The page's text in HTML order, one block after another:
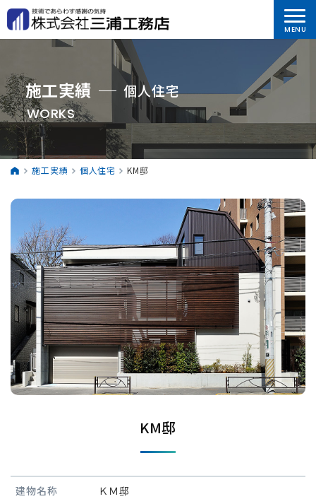
施工実績 個人住宅
WORKS
施工実績 個人住宅 KM邸
KM邸
建物名称 ＫＭ邸